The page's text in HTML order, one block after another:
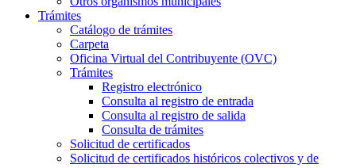
Trámites
Catálogo de trámites
Carpeta
Oficina Virtual del Contribuyente (OVC)
Trámites
Registro electrónico
Consulta al registro de entrada
Consulta al registro de salida
Consulta de trámites
Solicitud de certificados
Solicitud de certificados históricos colectivos y de